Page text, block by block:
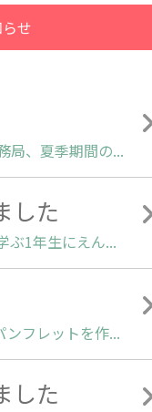
せ
2026.08.03 | 平素は格別のご高配を賜り厚く御礼申し上げます。弊社えんみっけ！事務局、夏季期間の休業に関しまして、下記の通りご案内いたします。ご了承頂きますようお願い申し上げます。なお、当サイト「えんみっけ！」の各機能につきましては休業期間中も変わらずご利用いただけます。1.休業期間 2026年8月8日（土）～8月16日（日）まで2.休業期間中のお問合せについて 下記メールアドレスまでご連絡をお願いします。営業開始(8月17日)以降順次ご対応させていただきます。[ えんみっけ！事務局メールアドレス] support_u.enmikke@link-timesgr.co.jpサービスご利用中の皆様には大変ご不便をおかけいたしますが、何卒ご理解とご協力の程よろしくお願い申し上げます。株式会社リンク・えんみっけ！事務局
した
2026.07.27 | 令和8年度も、学校法人千葉敬愛学園 敬愛短期大学（千葉市稲毛区）で学ぶ1年生にえんみっけ！スタッフが出張ガイダンスを行いました。■開催日時：７月３日(金) ①13:05～ ②14:50～（各回45分程度）■参加者数：118名■ガイダンス保育士・幼稚園教諭・保育教諭を目指し敬愛短期大学に入学した1年生118名にご参加いただき、園見学の重要性を、先輩たちの就活アンケート結果を交えながらお話させていただきました。当日は投影した資料を一緒に確認しながら「園見学は、“園の雰囲気”を知ることが出来る大切な機会です。ぜひ園見学に行ってみてください♪」とメッセージをお伝えさせていただきました。■えんみっけ！登録・操作説明スマートフォンでえんみっけ！ユーザー登録を実施いただきながら、えんみっけ！サイトからの園探し、情報収集方法をご説明、実際のイベント情報をもとに園情報の検索を行いました。最後に、ご依頼いただきました敬愛大学・敬愛短期大学キャリアセンター様、参加いただきました保育学生みなさまありがとうございました。■敬愛短期大学とは「保育者 になりたい」一人一人のその夢に向き合う、保育専門の大学です。学校名：敬愛短期大学所在地：〒263-8588 千葉県千葉市稲毛区穴川1-5-21URL：https://www.chibakeiai.ac.jp/■出張ガイダンス・出張登録説明会 お問合せ先えんみっけ！の出張登録説明会・出張ガイダンスご希望の養成校様は、お問合せフォームまたはお電話にてご連絡ください。株式会社リンクえんみっけ！事務局TEL：050-5526-1927（直通）／03-5250-1155（代表）
2026.04.01 | 保育士、幼稚園教諭を目指すみなさまへ令和8年度版「えんみっけ！」パンフレットを作成しましたのでお知らせいたします。■配布先全国の養成校■データ版 令和8年度版「えんみっけ！」パンフレット▶ダウンロード［PDF形式632KB］■パンフレットに関するお問合せえんみっけ！事務局へお電話またはお問合せフォームよりご連絡ください。えんみっけ！事務局TEL：050-5526-1927（えんみっけ！事務局直通） 03-525-0-1155（えんみっけ！運営 株式会社リンク）▶お問合せフォーム
した